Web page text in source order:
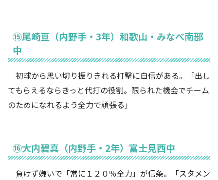
⑮尾崎亘（内野手・3年）和歌山・みなべ南部
中
初球から思い切り振りきれる打撃に自信がある。「出し
てもらえるならきっと代打の役割。限られた機会でチーム
のためになれるよう全力で頑張る」
⑯大内碧真（内野手・2年）富士見西中
負けず嫌いで「常に１２０％全力」が信条。「スタメン